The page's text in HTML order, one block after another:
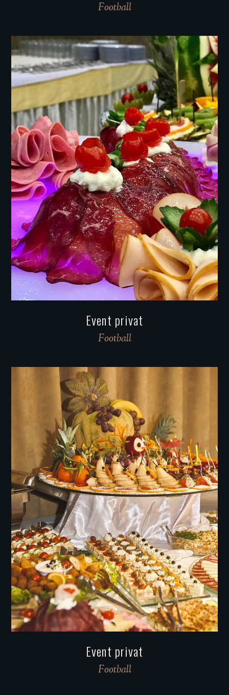
Football
Event privat
Football
Event privat
Football